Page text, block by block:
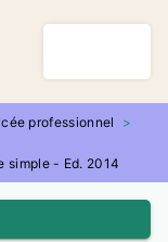
professionnel
>
simple - Ed. 2014